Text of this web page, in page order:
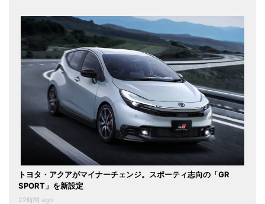
トヨタ・アクアがマイナーチェンジ。スポーティ志向の「GR
SPORT」を新設定
22時間 ago